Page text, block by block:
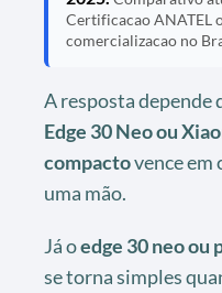
Certificacao ANATEL
comercializacao no
A resposta depende
Edge 30 Neo ou
compactovence em
uma mão.
Já oedge 30 neo ou
se torna simples